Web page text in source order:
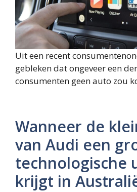
Uit een recent
gebleken dat ongeveer een
consumenten geen auto zou
Wanneer de
van Audi een
technologische
krijgt in